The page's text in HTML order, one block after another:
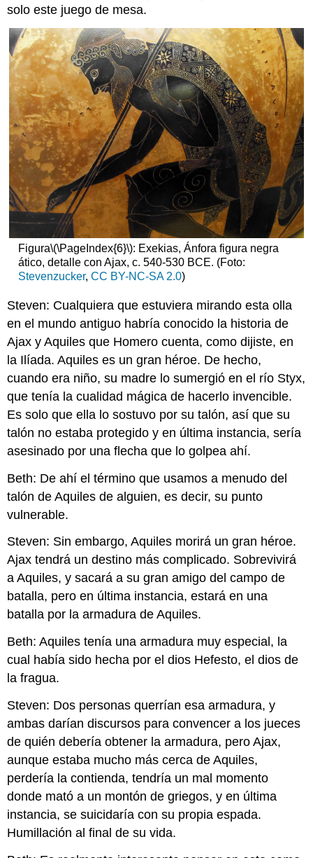
solo este juego de mesa.
Figura\(\PageIndex{6}\): Exekias, Ánfora figura negra
ático, detalle con Ajax, c. 540-530 BCE. (Foto:
Stevenzucker, CC BY-NC-SA 2.0)
Steven: Cualquiera que estuviera mirando esta olla
en el mundo antiguo habría conocido la historia de
Ajax y Aquiles que Homero cuenta, como dijiste, en
la Ilíada. Aquiles es un gran héroe. De hecho,
cuando era niño, su madre lo sumergió en el río Styx,
que tenía la cualidad mágica de hacerlo invencible.
Es solo que ella lo sostuvo por su talón, así que su
talón no estaba protegido y en última instancia, sería
asesinado por una flecha que lo golpea ahí.
Beth: De ahí el término que usamos a menudo del
talón de Aquiles de alguien, es decir, su punto
vulnerable.
Steven: Sin embargo, Aquiles morirá un gran héroe.
Ajax tendrá un destino más complicado. Sobrevivirá
a Aquiles, y sacará a su gran amigo del campo de
batalla, pero en última instancia, estará en una
batalla por la armadura de Aquiles.
Beth: Aquiles tenía una armadura muy especial, la
cual había sido hecha por el dios Hefesto, el dios de
la fragua.
Steven: Dos personas querrían esa armadura, y
ambas darían discursos para convencer a los jueces
de quién debería obtener la armadura, pero Ajax,
aunque estaba mucho más cerca de Aquiles,
perdería la contienda, tendría un mal momento
donde mató a un montón de griegos, y en última
instancia, se suicidaría con su propia espada.
Humillación al final de su vida.